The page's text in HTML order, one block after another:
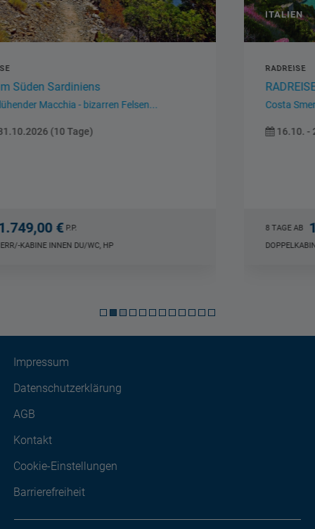
ITALIEN
RADREISE Sardinien Bus & Schiff
Costa Smeralda - Porto Cervo -...
16.10. - 23.10.2026 (8 Tage)
8 TAGE AB
DOPPELKABINE DU/WC INNEN, OV, HP
Impressum
Datenschutzerklärung
AGB
Kontakt
Cookie-Einstellungen
Barrierefreiheit